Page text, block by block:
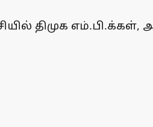
எம்.பி.க்கள்,